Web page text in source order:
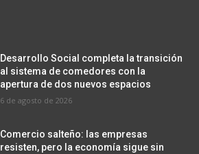
Desarrollo Social completa la transición
al sistema de comedores con la
apertura de dos nuevos espacios
6 de agosto de 2026
Comercio salteño: las empresas
resisten, pero la economía sigue sin